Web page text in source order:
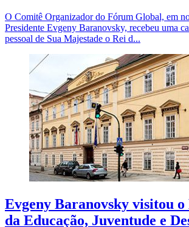
O Comitê Organizador do Fórum Global, em
Presidente Evgeny Baranovsky, recebeu uma
pessoal de Sua Majestade o Rei d...
Evgeny Baranovsky visitou
da Educação, Juventude e